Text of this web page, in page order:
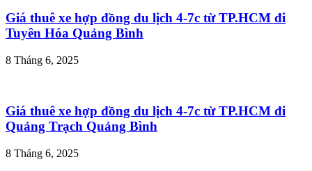
Giá thuê xe hợp đồng du lịch 4-7c từ TP.HCM đi
Tuyên Hóa Quảng Bình
8 Tháng 6, 2025
Giá thuê xe hợp đồng du lịch 4-7c từ TP.HCM đi
Quảng Trạch Quảng Bình
8 Tháng 6, 2025